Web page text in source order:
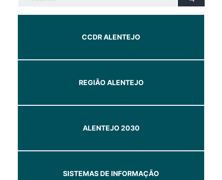
CCDR ALENTEJO
REGIÃO ALENTEJO
ALENTEJO 2030
SISTEMAS DE INFORMAÇÃO